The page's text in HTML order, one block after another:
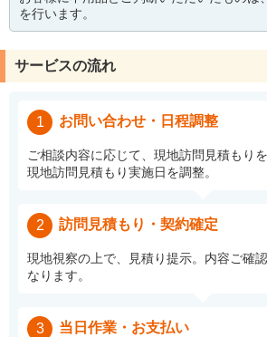
を行います。
サービスの流れ
1 お問い合わせ・日程調整
ご相談内容に応じて、現地訪問見積もり
現地訪問見積もり実施日を調整。
2 訪問見積もり・契約確定
現地視察の上で、見積り提示。内容ご確
なります。
3 当日作業・お支払い